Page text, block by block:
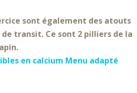
sont également des atouts
de transit. Ce sont 2 pilliers de la
en calcium Menu adapté